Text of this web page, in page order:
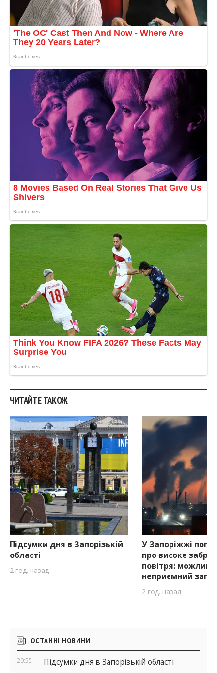
ЧИТАЙТЕ ТАКОЖ
Підсумки дня в Запорізькій
області
2 год. назад
У Запоріжжі
про високе
повітря:
неприємний
2 год. назад
Бічні
віджети
ОСТАННІ НОВИНИ
20:55 Підсумки дня в Запорізькій області